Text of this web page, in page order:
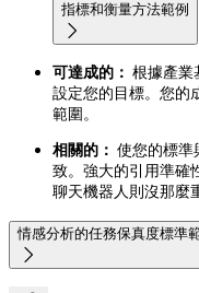
指標和衡量方法範例

可達成的： 根據產業
設定您的目標。您的
範圍。
相關的： 使您的標準
致。強大的引用準確
聊天機器人則沒那麼
情感分析的任務保真度標準
